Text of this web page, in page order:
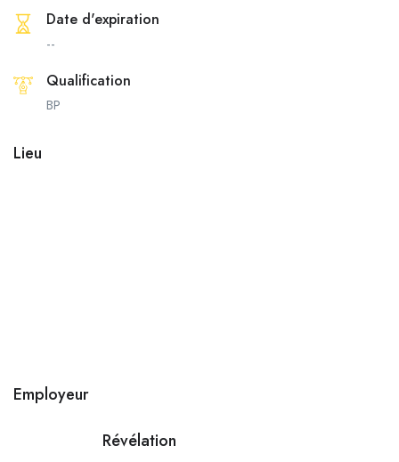
Date d'expiration
--
Qualification
BP
Lieu
Employeur
Révélation